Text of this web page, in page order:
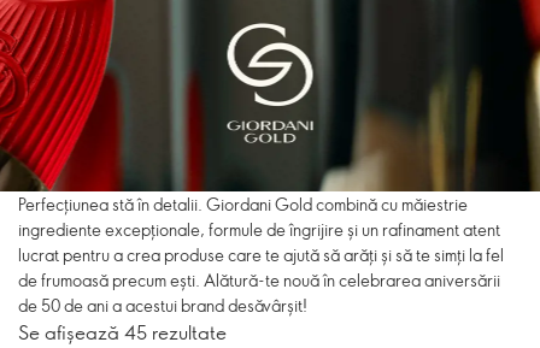
Perfecțiunea stă în detalii. Giordani Gold combină cu măiestrie
ingrediente excepționale, formule de îngrijire și un rafinament atent
lucrat pentru a crea produse care te ajută să arăți și să te simți la fel
de frumoasă precum ești. Alătură-te nouă în celebrarea aniversării
de 50 de ani a acestui brand desăvârșit!
Se afișează 45 rezultate